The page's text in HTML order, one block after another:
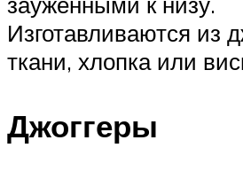
Изготавливаются из
ткани, хлопка или
Джоггеры